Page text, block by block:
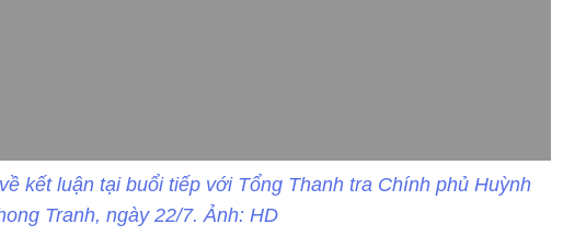
kết luận tại buổi tiếp với Tổng Thanh tra Chính phủ Huỳnh
Tranh, ngày 22/7. Ảnh: HD